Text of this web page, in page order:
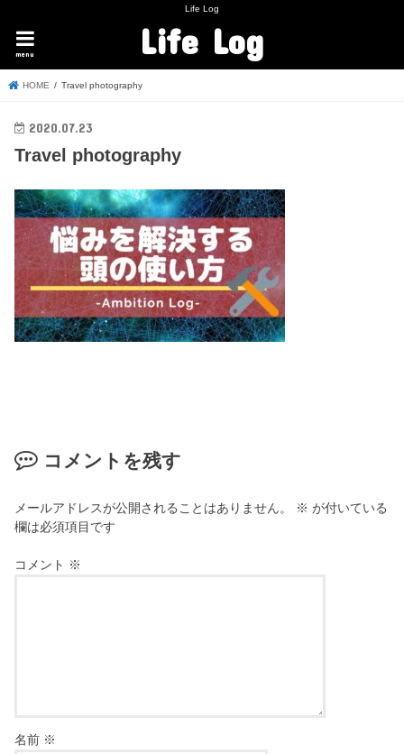
Life Log
Life Log
menu
HOME Travel photography
2020.07.23
Travel photography
コメントを残す
メールアドレスが公開されることはありません。 ※ が付いている
欄は必須項目です
コメント ※
名前 ※